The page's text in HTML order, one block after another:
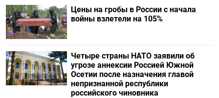
Цены на гробы в России с начала
войны взлетели на 105%
Четыре страны НАТО заявили об
угрозе аннексии Россией Южной
Осетии после назначения главой
непризнанной республики
российского чиновника